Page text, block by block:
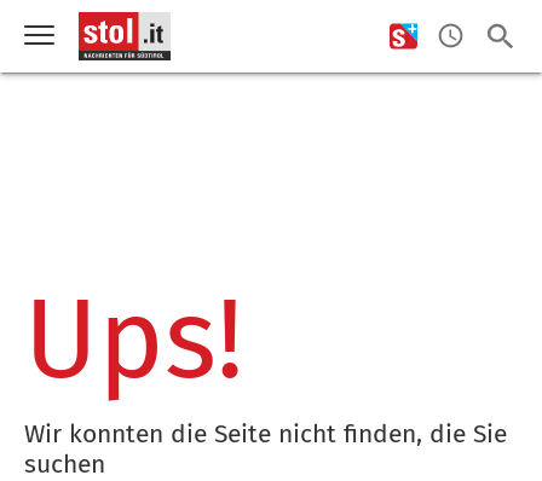
Ups!
Wir konnten die Seite nicht finden, die Sie
suchen